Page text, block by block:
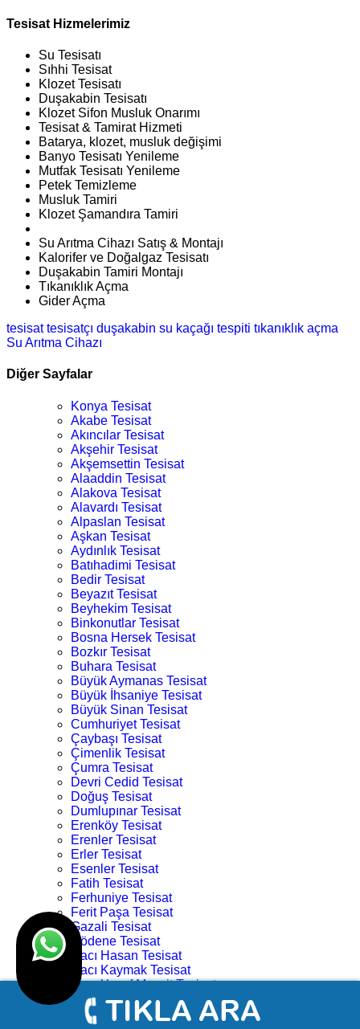
Tesisat Hizmelerimiz
Su Tesisatı
Sıhhi Tesisat
Klozet Tesisatı
Duşakabin Tesisatı
Klozet Sifon Musluk Onarımı
Tesisat & Tamirat Hizmeti
Batarya, klozet, musluk değişimi
Banyo Tesisatı Yenileme
Mutfak Tesisatı Yenileme
Petek Temizleme
Musluk Tamiri
Klozet Şamandıra Tamiri
Su Arıtma Cihazı Satış & Montajı
Kalorifer ve Doğalgaz Tesisatı
Duşakabin Tamiri Montajı
Tıkanıklık Açma
Gider Açma
tesisattesisatçı duşakabin su kaçağı tespiti tıkanıklık açma
Su Arıtma Cihazı
Diğer Sayfalar
Konya Tesisat
Akabe Tesisat
Akıncılar Tesisat
Akşehir Tesisat
Akşemsettin Tesisat
Alaaddin Tesisat
Alakova Tesisat
Alavardı Tesisat
Alpaslan Tesisat
Aşkan Tesisat
Aydınlık Tesisat
Batıhadimi Tesisat
Bedir Tesisat
Beyazıt Tesisat
Beyhekim Tesisat
Binkonutlar Tesisat
Bosna Hersek Tesisat
Bozkır Tesisat
Buhara Tesisat
Büyük Aymanas Tesisat
Büyük İhsaniye Tesisat
Büyük Sinan Tesisat
Cumhuriyet Tesisat
Çaybaşı Tesisat
Çimenlik Tesisat
Çumra Tesisat
Devri Cedid Tesisat
Doğuş Tesisat
Dumlupınar Tesisat
Erenköy Tesisat
Erenler Tesisat
Erler Tesisat
Esenler Tesisat
Fatih Tesisat
Ferhuniye Tesisat
Ferit Paşa Tesisat
Gazali Tesisat
Gödene Tesisat
Hacı Hasan Tesisat
Hacı Kaymak Tesisat
Hacı Yusuf Mescit Tesisat
Hacıveyiszade Tesisat
Hamza Oğlu Tesisat